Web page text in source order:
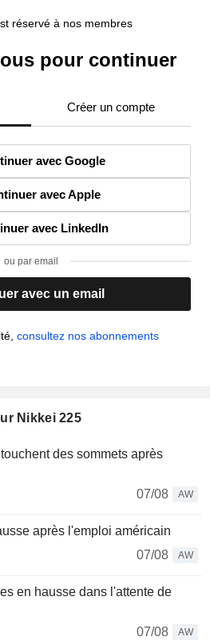
réservé à nos membres
pour continuer
Créer un compte
avec Google
avec Apple
avec LinkedIn
ou par email
avec un email
consultez nos abonnements
Nikkei 225
des sommets après
07/08
AW
après l'emploi américain
07/08
AW
en hausse dans l'attente de
07/08
AW